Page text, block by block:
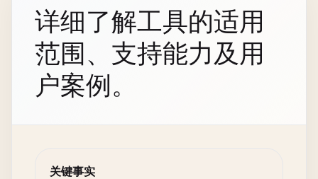
详细了解工具的适用
范围、支持能力及用
户案例。
关键事实